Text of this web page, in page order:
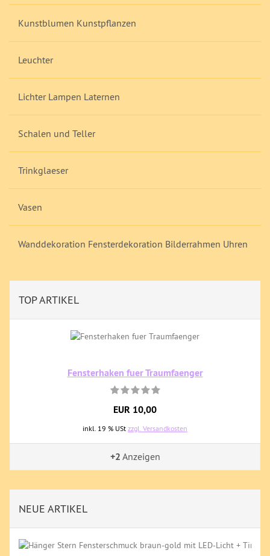
Kunstblumen Kunstpflanzen
Leuchter
Lichter Lampen Laternen
Schalen und Teller
Trinkglaeser
Vasen
Wanddekoration Fensterdekoration Bilderrahmen Uhren
TOP ARTIKEL
Fensterhaken fuer Traumfaenger
EUR 10,00
inkl. 19 % USt zzgl. Versandkosten
+2 Anzeigen
NEUE ARTIKEL